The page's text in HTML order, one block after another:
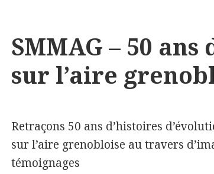
SMMAG – 50
sur l’aire
Retraçons 50 ans d’histoires
sur l’aire grenobloise au travers
témoignages